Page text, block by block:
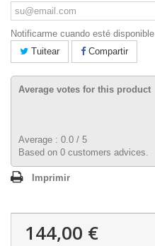
Notificarme cuando esté disponible
Tuitear
Compartir
Average votes for this product
Average : 0.0 / 5
Based on 0 customers advices.
Imprimir
144,00 €